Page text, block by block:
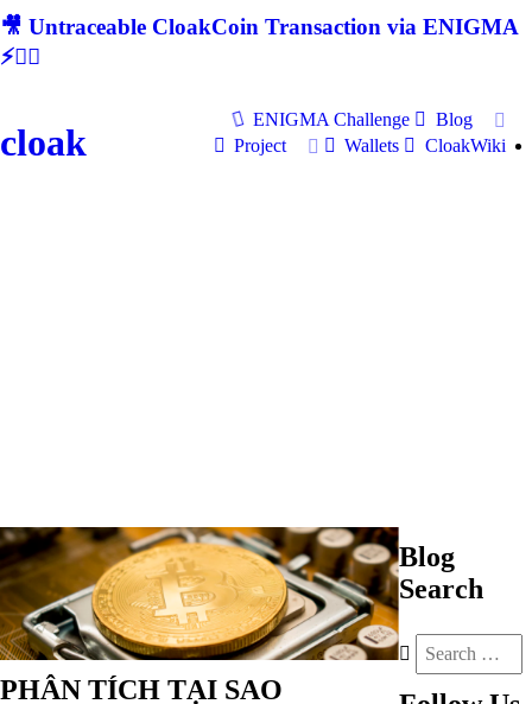
🎥 Untraceable CloakCoin Transaction via ENIGMA
⚡🕵‍♂
cloak
ENIGMA Challenge
Blog
Project
Wallets CloakWiki
PHÂN TÍCH TẠI SAO
Blog
Search